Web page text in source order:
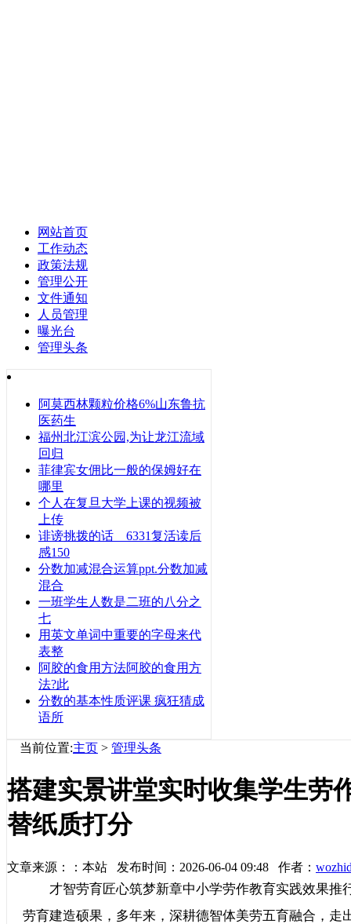
网站首页
工作动态
政策法规
管理公开
文件通知
人员管理
曝光台
管理头条
阿莫西林颗粒价格6%山东鲁抗
医药生
福州北江滨公园,为让龙江流域
回归
菲律宾女佣比一般的保姆好在
哪里
个人在复旦大学上课的视频被
上传
诽谤挑拨的话 6331复活读后
感150
分数加减混合运算ppt.分数加减
混合
一班学生人数是二班的八分之
七
用英文单词中重要的字母来代
表整
阿胶的食用方法阿胶的食用方
法?此
分数的基本性质评课 疯狂猜成
语所
当前位置:主页 > 管理头条
搭建实景讲堂实时收集学生劳
替纸质打分
文章来源：：本站 发布时间：2026-06-04 09:48 作者：
才智劳育匠心筑梦新章中小学劳作教育实践效果推
劳育建造硕果，多年来，深耕德智体美劳五育融